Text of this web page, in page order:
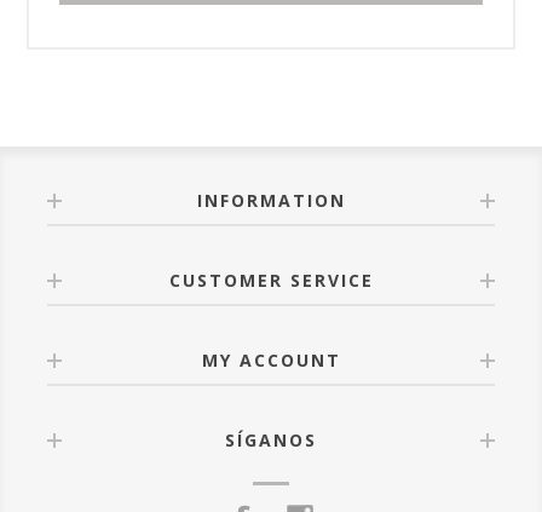
INFORMATION
CUSTOMER SERVICE
MY ACCOUNT
SÍGANOS